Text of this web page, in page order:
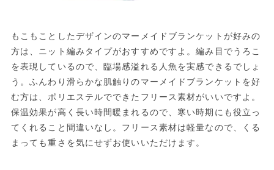
もこもことしたデザインのマーメイドブランケットが好みの
方は、ニット編みタイプがおすすめですよ。編み目でうろこ
を表現しているので、臨場感溢れる人魚を実感できるでしょ
う。ふんわり滑らかな肌触りのマーメイドブランケットを好
む方は、ポリエステルでできたフリース素材がいいですよ。
保温効果が高く長い時間暖まれるので、寒い時期にも役立っ
てくれること間違いなし。フリース素材は軽量なので、くる
まっても重さを気にせずお使いいただけます。